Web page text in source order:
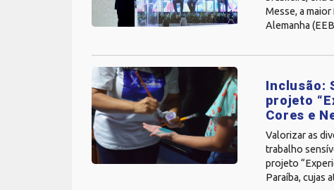
Messe, a
Alemanha
Inclusão:
projeto
Cores e
Valorizar as
trabalho
projeto
Paraíba, cujas